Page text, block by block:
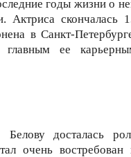
годы жизни о
Актриса скончалась
в Санкт-
ее
досталась
очень востребован